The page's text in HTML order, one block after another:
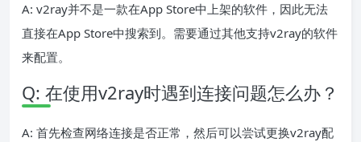
A: v2ray并不是一款在App Store中上架的软件，因此无法
直接在App Store中搜索到。需要通过其他支持v2ray的软件
来配置。
Q: 在使用v2ray时遇到连接问题怎么办？
A: 首先检查网络连接是否正常，然后可以尝试更换v2ray配